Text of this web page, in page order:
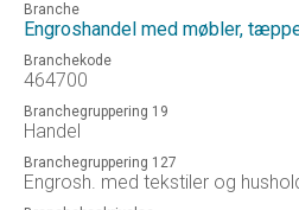
Branche
Engroshandel med møbler,
Branchekode
464700
Branchegruppering 19
Handel
Branchegruppering 127
Engrosh. med tekstiler og